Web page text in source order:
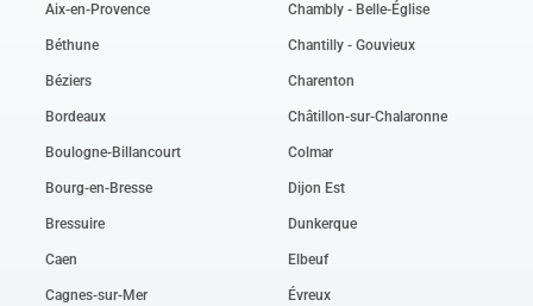
Aix-en-Provence
Béthune
Béziers
Bordeaux
Boulogne-Billancourt
Bourg-en-Bresse
Bressuire
Caen
Cagnes-sur-Mer
Chambly - Belle-Église
Chantilly - Gouvieux
Charenton
Châtillon-sur-Chalaronne
Colmar
Dijon Est
Dunkerque
Elbeuf
Évreux